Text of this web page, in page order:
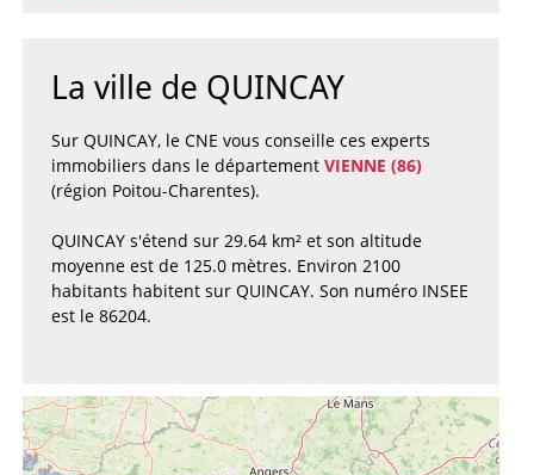
La ville de QUINCAY
Sur QUINCAY, le CNE vous conseille ces experts
immobiliers dans le département VIENNE (86)
(région Poitou-Charentes).
QUINCAY s'étend sur 29.64 km² et son altitude
moyenne est de 125.0 mètres. Environ 2100
habitants habitent sur QUINCAY. Son numéro INSEE
est le 86204.